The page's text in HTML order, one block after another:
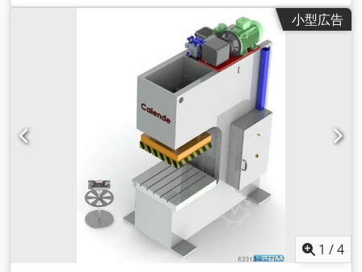
1,100 mm, 穴径:52 mm, ラム調整:100 mm,
小型広告
1 /4